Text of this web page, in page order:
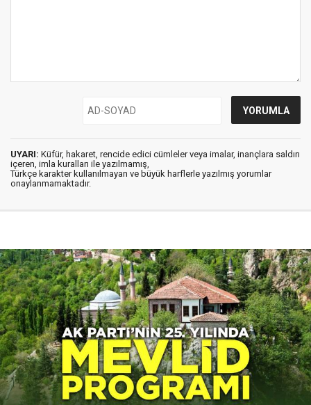
UYARI: Küfür, hakaret, rencide edici cümleler veya imalar, inançlara saldırı
içeren, imla kuralları ile yazılmamış,
Türkçe karakter kullanılmayan ve büyük harflerle yazılmış yorumlar
onaylanmamaktadır.